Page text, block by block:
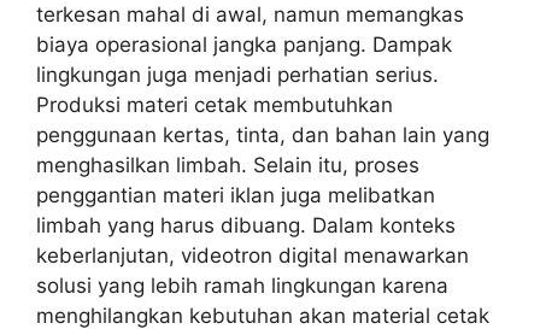
terkesan mahal di awal, namun memangkas
biaya operasional jangka panjang. Dampak
lingkungan juga menjadi perhatian serius.
Produksi materi cetak membutuhkan
penggunaan kertas, tinta, dan bahan lain yang
menghasilkan limbah. Selain itu, proses
penggantian materi iklan juga melibatkan
limbah yang harus dibuang. Dalam konteks
keberlanjutan, videotron digital menawarkan
solusi yang lebih ramah lingkungan karena
menghilangkan kebutuhan akan material cetak